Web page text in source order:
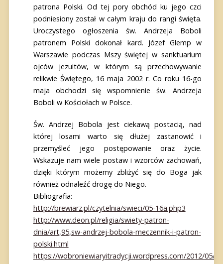
patrona Polski. Od tej pory obchód ku jego czci
podniesiony został w całym kraju do rangi święta.
Uroczystego ogłoszenia św. Andrzeja Boboli
patronem Polski dokonał kard. Józef Glemp w
Warszawie podczas Mszy świętej w sanktuarium
ojców jezuitów, w którym są przechowywanie
relikwie Świętego, 16 maja 2002 r. Co roku 16-go
maja obchodzi się wspomnienie św. Andrzeja
Boboli w Kościołach w Polsce.
Św. Andrzej Bobola jest ciekawą postacią, nad
której losami warto się dłużej zastanowić i
przemyśleć jego postępowanie oraz życie.
Wskazuje nam wiele postaw i wzorców zachowań,
dzięki którym możemy zbliżyć się do Boga jak
również odnaleźć drogę do Niego.
Bibliografia:
http://brewiarz.pl/czytelnia/swieci/05-16a.php3
http://www.deon.pl/religia/swiety-patron-
dnia/art,95,sw-andrzej-bobola-meczennik-i-patron-
polski.html
https://wobroniewiaryitradycji.wordpress.com/2012/05/